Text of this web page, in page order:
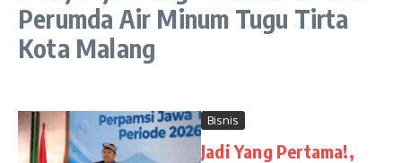
Perumda Air Minum Tugu Tirta
Kota Malang
Bisnis
Jadi Yang Pertama!,